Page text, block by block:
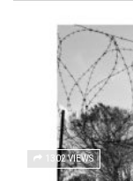
1302 VIEWS